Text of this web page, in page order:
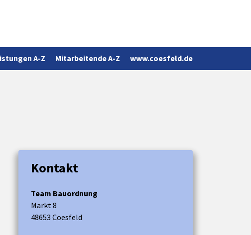
A-Z Mitarbeitende A-Z www.coesfeld.de
Kontakt
Team Bauordnung
Markt 8
48653 Coesfeld